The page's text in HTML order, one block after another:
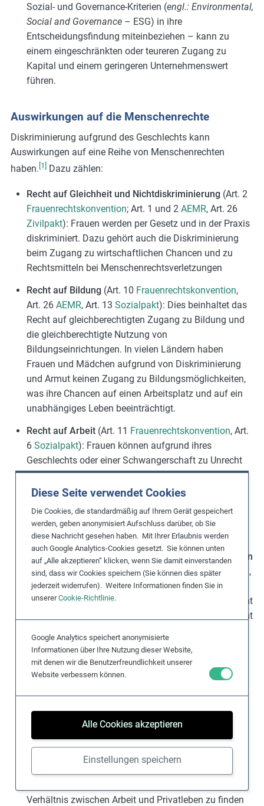
Diese Seite verwendet Cookies
Die Cookies, die standardmäßig auf Ihrem Gerät gespeichert
werden, geben anonymisiert Aufschluss darüber, ob Sie
diese Nachricht gesehen haben. Mit Ihrer Erlaubnis werden
auch Google Analytics-Cookies gesetzt. Sie können unten
auf „Alle akzeptieren“ klicken, wenn Sie damit einverstanden
sind, dass wir Cookies speichern (Sie können dies später
jederzeit widerrufen). Weitere Informationen finden Sie in
unsererCookie-Richtlinie.
Google Analytics speichert anonymisierte
Informationen über Ihre Nutzung dieser Website,
mit denen wir die Benutzerfreundlichkeit unserer
Website verbessern können.
Alle Cookies akzeptieren
Einstellungen speichern
Sozial- und Governance-Kriterien (engl.: Environmental,
Social and Governance – ESG) in ihre
Entscheidungsfindung miteinbeziehen – kann zu
einem eingeschränkten oder teureren Zugang zu
Kapital und einem geringeren Unternehmenswert
führen.
Auswirkungen auf die Menschenrechte
Diskriminierung aufgrund des Geschlechts kann
Auswirkungen auf eine Reihe von Menschenrechten
haben. [1] Dazu zählen:
Recht auf Gleichheit und Nichtdiskriminierung (Art. 2
Frauenrechtskonvention; Art. 1 und 2 AEMR, Art. 26
Zivilpakt): Frauen werden per Gesetz und in der Praxis
diskriminiert. Dazu gehört auch die Diskriminierung
beim Zugang zu wirtschaftlichen Chancen und zu
Rechtsmitteln bei Menschenrechtsverletzungen
Recht auf Bildung (Art. 10 Frauenrechtskonvention,
Art. 26 AEMR, Art. 13 Sozialpakt): Dies beinhaltet das
Recht auf gleichberechtigten Zugang zu Bildung und
die gleichberechtigte Nutzung von
Bildungseinrichtungen. In vielen Ländern haben
Frauen und Mädchen aufgrund von Diskriminierung
und Armut keinen Zugang zu Bildungsmöglichkeiten,
was ihre Chancen auf einen Arbeitsplatz und auf ein
unabhängiges Leben beeinträchtigt.
Recht auf Arbeit (Art. 11 Frauenrechtskonvention, Art.
6 Sozialpakt): Frauen können aufgrund ihres
Geschlechts oder einer Schwangerschaft zu Unrecht
von Tätigkeiten ausgeschlossen oder willkürlich
entlassen werden. Das Recht auf Arbeit ist eng mit
Arbeitsbedingungen und dem Recht auf
Nichtdiskriminierung verbunden.
Recht auf gerechte und günstige Arbeitsbedingungen
Art. 11Frauenrechtskonvention, Art. 23 und 24
,
Art. 7Sozialpakt): Frauen werden für gleichwertige
Arbeit häufig schlechter bezahlt als Männer. Das Recht
auf gerechte und günstige Arbeitsbedingungen bezieht
Vergütung und gleichen Lohn für gleiche Arbeit.
Insbesondere müssen Frauen Arbeitsbedingungen
garantiert werden, die nicht schlechter sind als die der
Nichtdiskriminierung verbunden.
Recht auf Achtung des Privat- und Familienlebens
11 und 16Frauenrechtskonvention
Sozialpakt
Verhältnis zwischen Arbeit und Privatleben zu finden